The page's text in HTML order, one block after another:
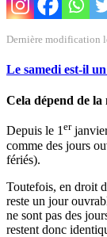
Dernière modification
Le samedi est-il
Cela dépend de la
Depuis le 1erjanvier
comme des jours
fériés).
Toutefois, en droit
reste un jour
ne sont pas des
restent donc